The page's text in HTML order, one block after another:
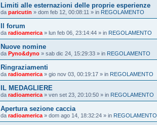
Limiti alle esternazioni delle proprie esperienze
da paricutin » dom feb 12, 00:08:11 » in REGOLAMENTO
Il forum
da radioamerica » lun feb 06, 23:14:44 » in REGOLAMENTO
Nuove nomine
da Pyno&dyno » sab dic 24, 15:29:33 » in REGOLAMENTO
Ringraziamenti
da radioamerica » gio nov 03, 00:19:17 » in REGOLAMENTO
IL MEDAGLIERE
da radioamerica » ven set 23, 20:10:50 » in REGOLAMENTO
Apertura sezione caccia
da radioamerica » dom ago 14, 18:32:24 » in REGOLAMENTO